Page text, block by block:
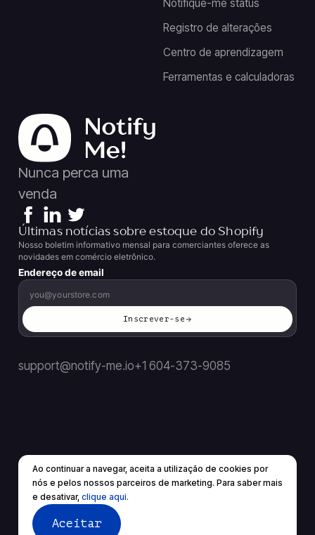
Ao continuar a navegar, aceita a utilização de cookies por
nós e pelos nossos parceiros de marketing. Para saber mais
e desativar, clique aqui.
Aceitar
Notifique-me status
Registro de alterações
Centro de aprendizagem
Ferramentas e calculadoras
Nunca perca uma
venda
Últimas notícias sobre estoque do Shopify
Nosso boletim informativo mensal para comerciantes oferece as
novidades em comércio eletrônico.
Endereço de email
Inscrever-se
support@notify-me.io+1 604-373-9085
BR ▼
© 2026 Todos os direitos reservados.
Termos de Serviço